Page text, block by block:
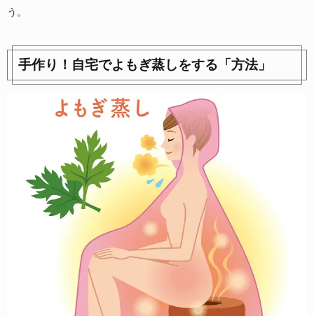
う。
手作り！自宅でよもぎ蒸しをする「方法」